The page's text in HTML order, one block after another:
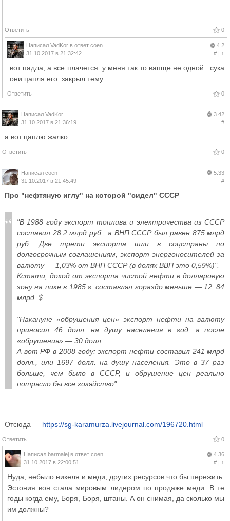
Ответить 0
Написал VadKor в ответ coen
31.10.2017 в 21:32:42
4.2
#| ↑
вот падла, а все плачется. у меня так то вапще не одной...сука
они цапля его. закрыл тему.
Ответить 0
Написал VadKor
31.10.2017 в 21:36:19
3.42
#
а вот цаплю жалко.
Ответить 0
Написал coen
31.10.2017 в 21:45:49
5.33
#
Про "нефтяную иглу" на которой "сидел" СССР
"В 1988 году экспорт топлива и электричества из СССР
составил 28,2 млрд руб., а ВНП СССР был равен 875 млрд
руб. Две трети экспорта шли в соцстраны по
долгосрочным соглашениям, экспорт энергоносителей за
валюту — 1,03% от ВНП СССР (в долях ВВП это 0,59%)".
Кстати, доход от экспорта чистой нефти в долларовую
зону на пике в 1985 г. составлял гораздо меньше — 12, 84
млрд. $.
"Накануне «обрушения цен» экспорт нефти на валюту
приносил 46 долл. на душу населения в год, а после
«обрушения» — 30 долл.
А вот РФ в 2008 году: экспорт нефти составил 241 млрд
долл., или 1697 долл. на душу населения. Это в 37 раз
больше, чем было в СССР, и обрушение цен реально
потрясло бы все хозяйство".
Отсюда — https://sg-karamurza.livejournal.com/196720.html
Ответить 0
Написал barmalej в ответ coen
31.10.2017 в 22:00:51
4.36
#| ↑
Нуда, небыло никеля и меди, других ресурсов что бы пережить.
Эстония вон стала мировым лидером по продаже меди. В те
годы когда ему, Боря, Боря, штаны. А он снимая, да сколько мы
им должны?